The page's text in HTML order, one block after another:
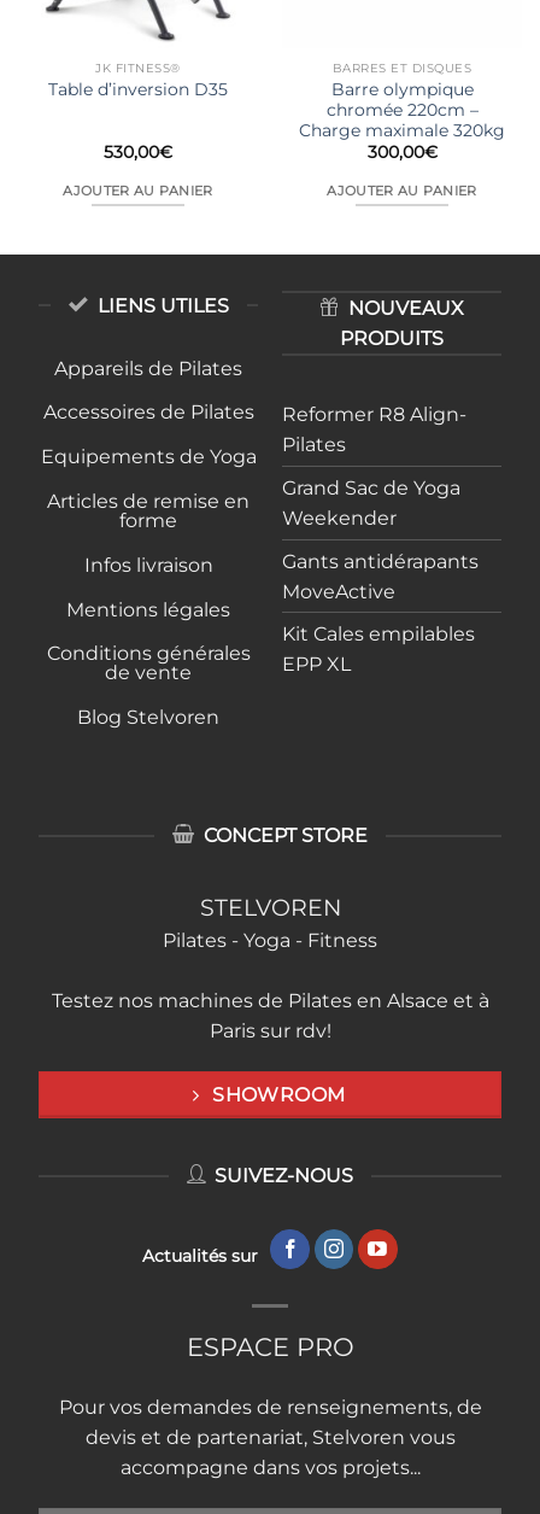
JK FITNESS®
Table d’inversion D35
530,00€
AJOUTER AU PANIER
BARRES ET DISQUES
Barre olympique
chromée 220cm –
Charge maximale 320kg
300,00€
AJOUTER AU PANIER
LIENS UTILES
Appareils de Pilates
Accessoires de Pilates
Equipements de Yoga
Articles de remise en
forme
Infos livraison
Mentions légales
Conditions générales
de vente
Blog Stelvoren
NOUVEAUX
PRODUITS
Reformer R8 Align-
Pilates
Grand Sac de Yoga
Weekender
Gants antidérapants
MoveActive
Kit Cales empilables
EPP XL
CONCEPT STORE
STELVOREN
Pilates - Yoga - Fitness
Testez nos machines de Pilates en Alsace et à
Paris sur rdv!
SHOWROOM
SUIVEZ-NOUS
Actualités sur
ESPACE PRO
Pour vos demandes de renseignements, de
devis et de partenariat, Stelvoren vous
accompagne dans vos projets...